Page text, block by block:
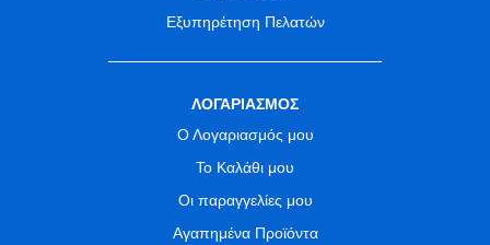
Εξυπηρέτηση Πελατών
ΛΟΓΑΡΙΑΣΜΟΣ
Ο Λογαριασμός μου
Το Καλάθι μου
Οι παραγγελίες μου
Αγαπημένα Προϊόντα